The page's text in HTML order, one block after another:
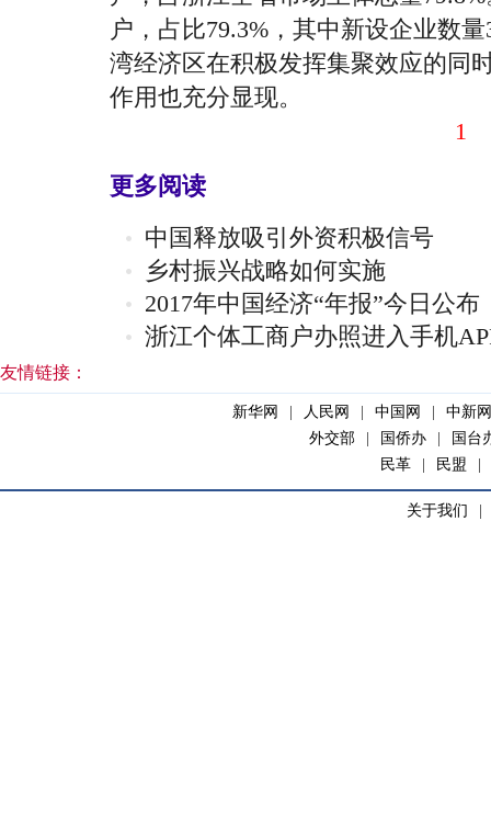
户，占比79.3% ，其中新设企业数量
湾经济区在积极发挥集聚效应的同
作用也充分显现。
1
更多阅读
中国释放吸引外资积极信号
乡村振兴战略如何实施
2017年中国经济“年报”今日公布
浙江个体工商户办照进入手机
友情链接：
新华网 人民网 中国网
中新网
外交部
国侨办
国台
民革
民盟
关于我们